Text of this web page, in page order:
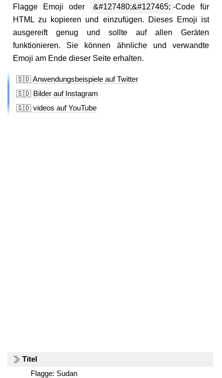
Flagge Emoji oder
&#127480;&#127465; -Code für
HTML zu kopieren und einzufügen. Dieses Emoji ist
ausgereift genug und sollte auf allen Geräten
funktionieren. Sie können ähnliche und verwandte
Emoji am Ende dieser Seite erhalten.
🇸🇩 Anwendungsbeispiele auf Twitter
🇸🇩 Bilder auf Instagram
🇸🇩 videos auf YouTube
Titel
Flagge: Sudan